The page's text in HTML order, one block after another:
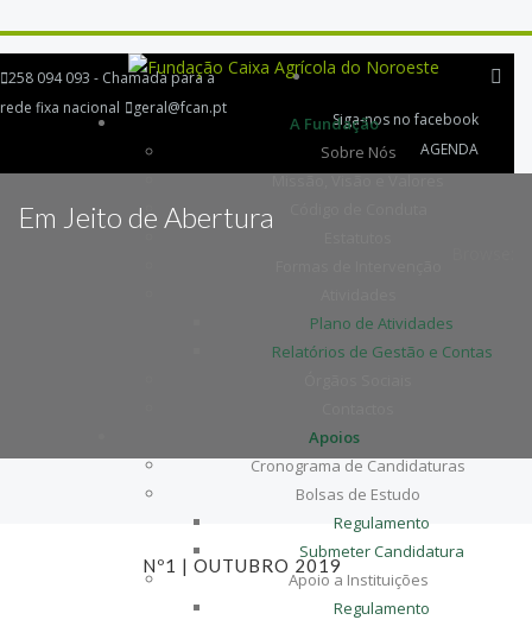
258 094 093 - Chamada para a
rede fixa nacional
geral@fcan.pt
Siga-nos no facebook
AGENDA
A Fundação
Sobre Nós
Missão, Visão e Valores
Plano de Atividades
Relatórios de Gestão e Contas
Apoios
Cronograma de Candidaturas
Bolsas de Estudo
Regulamento
Submeter Candidatura
Apoio a Instituições
Regulamento
Em Jeito de Abertura
Nº1 | OUTUBRO 2019